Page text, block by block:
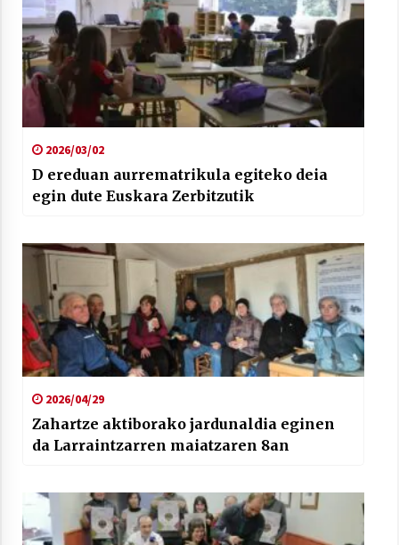
2026/03/02
D ereduan aurrematrikula egiteko deia
egin dute Euskara Zerbitzutik
2026/04/29
Zahartze aktiborako jardunaldia eginen
da Larraintzarren maiatzaren 8an